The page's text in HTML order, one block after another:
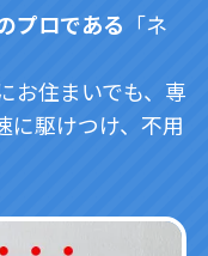
プロである 「ネ
お住まいでも、専
に駆けつけ、不用